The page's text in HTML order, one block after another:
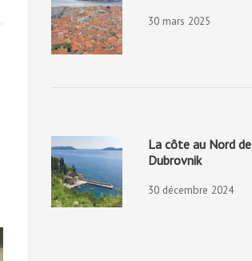
30 mars 2025
La côte au Nord de
Dubrovnik
30 décembre 2024